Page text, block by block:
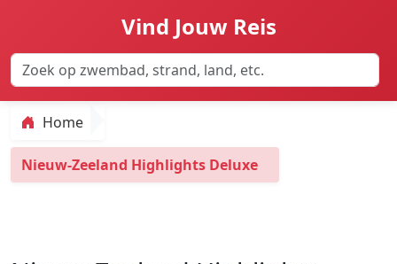
Vind Jouw Reis
Home
Nieuw-Zeeland Highlights Deluxe